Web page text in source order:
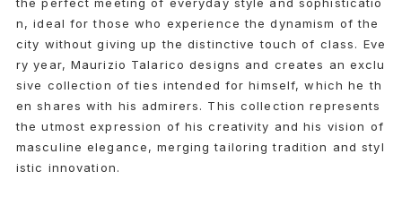
n, ideal for those who experience the dynamism of the
city without giving up the distinctive touch of class. Eve
ry year, Maurizio Talarico designs and creates an exclu
sive collection of ties intended for himself, which he th
en shares with his admirers. This collection represents
the utmost expression of his creativity and his vision of
masculine elegance, merging tailoring tradition and styl
istic innovation.